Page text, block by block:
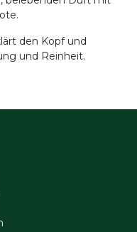
den Kopf und
und Reinheit.